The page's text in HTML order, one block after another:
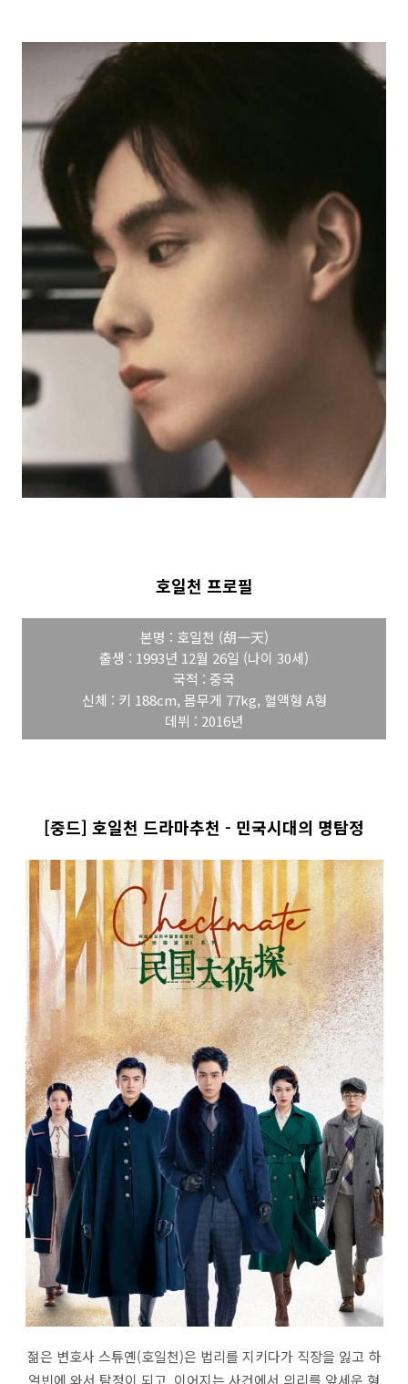
호일천 프로필
본명 : 호일천 (胡一天)
출생 : 1993년 12월 26일 (나이 30세)
국적 : 중국
신체 : 키 188cm, 몸무게 77kg, 혈액형 A형
데뷔 : 2016년
[중드] 호일천 드라마추천 - 민국시대의 명탐정
젊은 변호사 스튜옌(호일천)은 법리를 지키다가 직장을 잃고 하
얼빈에 와서 탐정이 되고, 이어지는 사건에서 의리를 앞세운 형